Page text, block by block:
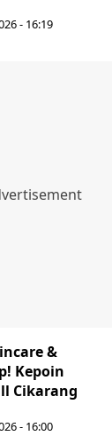
- 16:19
&
Kepoin
Cikarang
- 16:00